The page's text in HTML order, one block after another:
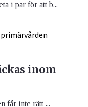
i par för att b...
inom
får inte rätt ...